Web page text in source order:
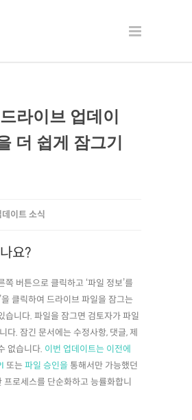
라이브 업데이
더 쉽게 잠그기
이트 소식
요?
쪽 버튼으로 클릭하고 ‘파일 정보’를
을 클릭하여 드라이브 파일을 잠그는
습니다. 파일을 잠그면 검토자가 파일
다. 잠긴 문서에는 수정사항, 댓글, 제
없습니다. 이번 업데이트는 이전에
또는파일 승인을 통해서만 가능했던
로세스를 단순화하고 능률화합니